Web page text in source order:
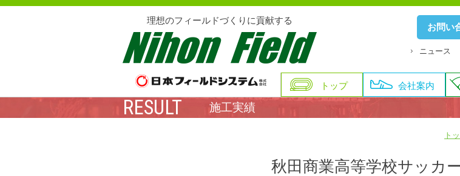
理想のフィールドづくりに貢献する
お問い
ニュース
トップ 会社案内
RESULT 施工実績
ト
秋田商業高等学校サッカ